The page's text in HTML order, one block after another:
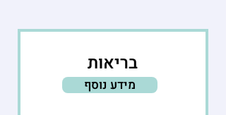
בריאות
מידע נוסף